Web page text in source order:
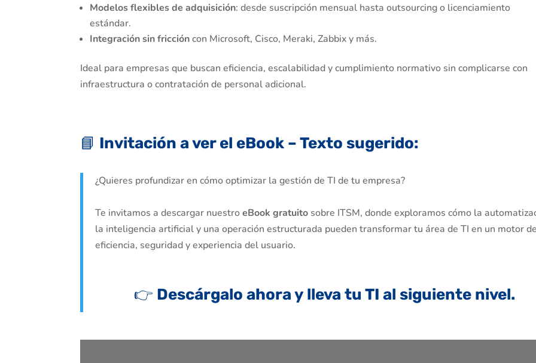
Modelos flexibles de adquisición: desde suscripción mensual hasta outsourcing o licenciamiento
estándar.
Integración sin friccióncon Microsoft, Cisco, Meraki, Zabbix y más.
Ideal para empresas que buscan eficiencia, escalabilidad y cumplimiento normativo sin complicarse con
infraestructura o contratación de personal adicional.
📘 Invitación a ver el eBook – Texto sugerido:
¿Quieres profundizar en cómo optimizar la gestión de TI de tu empresa?
Te invitamos a descargar nuestroeBook gratuito sobre ITSM, donde exploramos cómo la
la inteligencia artificial y una operación estructurada pueden transformar tu área de TI en un motor de
eficiencia, seguridad y experiencia del usuario.
👉 Descárgalo ahora y lleva tu TI al siguiente nivel.